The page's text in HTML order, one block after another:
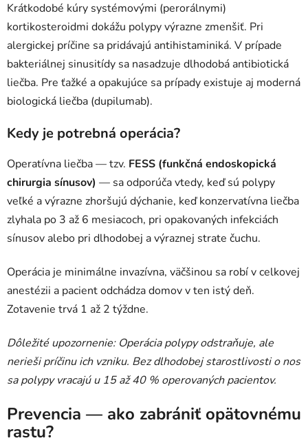
Krátkodobé kúry systémovými (perorálnymi)
kortikosteroidmi dokážu polypy výrazne zmenšiť. Pri
alergickej príčine sa pridávajú antihistaminiká. V prípade
bakteriálnej sinusitídy sa nasadzuje dlhodobá antibiotická
liečba. Pre ťažké a opakujúce sa prípady existuje aj moderná
biologická liečba (dupilumab).
Kedy je potrebná operácia?
Operatívna liečba — tzv. FESS (funkčná endoskopická
chirurgia sínusov) — sa odporúča vtedy, keď sú polypy
veľké a výrazne zhoršujú dýchanie, keď konzervatívna liečba
zlyhala po 3 až 6 mesiacoch, pri opakovaných infekciách
sínusov alebo pri dlhodobej a výraznej strate čuchu.
Operácia je minimálne invazívna, väčšinou sa robí v celkovej
anestézii a pacient odchádza domov v ten istý deň.
Zotavenie trvá 1 až 2 týždne.
Dôležité upozornenie: Operácia polypy odstraňuje, ale
nerieši príčinu ich vzniku. Bez dlhodobej starostlivosti o nos
sa polypy vracajú u 15 až 40 % operovaných pacientov.
Prevencia — ako zabrániť opätovnému
rastu?